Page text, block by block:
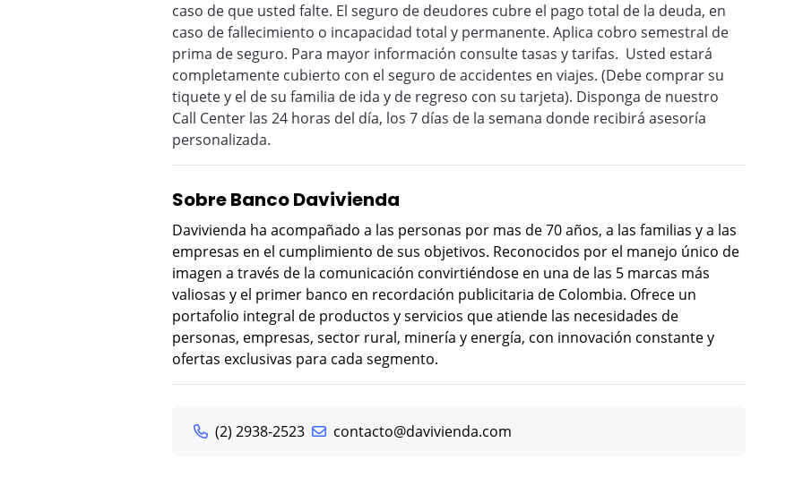
caso de que usted falte. El seguro de deudores cubre el pago total de la deuda, en
caso de fallecimiento o incapacidad total y permanente. Aplica cobro semestral de
prima de seguro. Para mayor información consulte tasas y tarifas. Usted estará
completamente cubierto con el seguro de accidentes en viajes. (Debe comprar su
tiquete y el de su familia de ida y de regreso con su tarjeta). Disponga de nuestro
Call Center las 24 horas del día, los 7 días de la semana donde recibirá asesoría
personalizada.
Sobre Banco Davivienda
Davivienda ha acompañado a las personas por mas de 70 años, a las familias y a las
empresas en el cumplimiento de sus objetivos. Reconocidos por el manejo único de
imagen a través de la comunicación convirtiéndose en una de las 5 marcas más
valiosas y el primer banco en recordación publicitaria de Colombia. Ofrece un
portafolio integral de productos y servicios que atiende las necesidades de
personas, empresas, sector rural, minería y energía, con innovación constante y
ofertas exclusivas para cada segmento.
(2) 2938-2523 contacto@davivienda.com